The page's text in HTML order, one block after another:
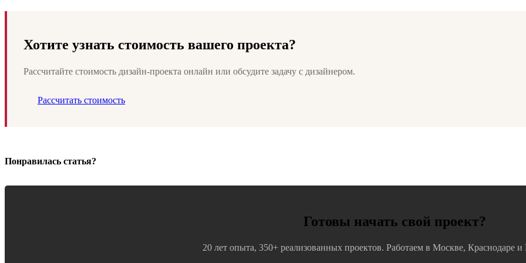
Хотите узнать стоимость вашего проекта?
Рассчитайте стоимость дизайн-проекта онлайн или обсудите задачу с дизайнером.
Рассчитать стоимость
Понравилась статья?
Готовы начать свой проект?
20 лет опыта, 350+ реализованных проектов. Работаем в Москве, Краснодаре и